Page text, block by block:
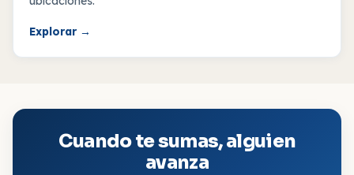
Explorar →
Cuando te sumas, alguien
avanza